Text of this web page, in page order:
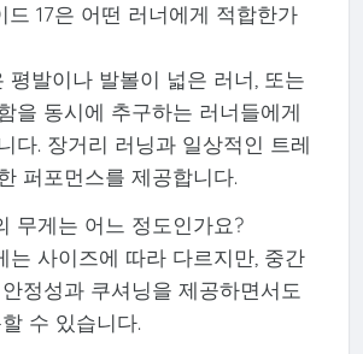
17은 어떤 러너에게 적합한가
평발이나 발볼이 넓은 러너, 또는
을 동시에 추구하는 러너들에게
다. 장거리 러닝과 일상적인 트레
퍼포먼스를 제공합니다.
무게는 어느 정도인가요?
사이즈에 따라 다르지만, 중간
정성과 쿠셔닝을 제공하면서도
수 있습니다.